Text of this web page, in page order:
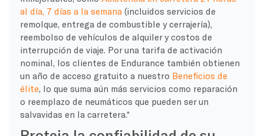
al día, 7 días a la semana (incluidos servicios de
remolque, entrega de combustible y cerrajería),
reembolso de vehículos de alquiler y costos de
interrupción de viaje. Por una tarifa de activación
nominal, los clientes de Endurance también obtienen
un año de acceso gratuito a nuestro Beneficios de
élite , lo que suma aún más servicios como reparación
o reemplazo de neumáticos que pueden ser un
salvavidas en la carretera.*